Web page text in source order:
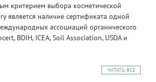
критерием выбора косметической
является наличие сертификата одной
ассоциаций органического
BDIH, ICEA, Soil Association, USDA и
ЧИТАТЬ ВСЕ